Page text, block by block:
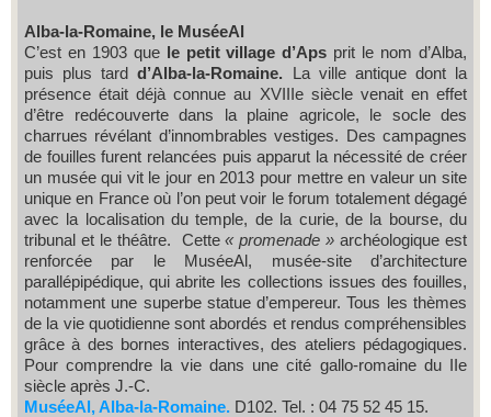
Alba-la-Romaine, le MuséeAl
C’est en 1903 que le petit village d’Aps prit le nom d’Alba,
puis plus tardd’Alba-la-Romaine. La ville antique dont la
présence était déjà connue au XVIIIe siècle venait en effet
d’être redécouverte dans la plaine agricole, le socle des
charrues révélant d’innombrables vestiges. Des campagnes
de fouilles furent relancées puis apparut la nécessité de créer
un musée qui vit le jour en 2013 pour mettre en valeur un site
unique en France où l’on peut voir le forum totalement dégagé
avec la localisation du temple, de la curie, de la bourse, du
tribunal et le théâtre. Cette« promenade » archéologique est
renforcée par le MuséeAl, musée-site d’architecture
parallépipédique, qui abrite les collections issues des fouilles,
notamment une superbe statue d’empereur. Tous les thèmes
de la vie quotidienne sont abordés et rendus compréhensibles
grâce à des bornes interactives, des ateliers pédagogiques.
Pour comprendre la vie dans une cité gallo-romaine du IIe
siècle après J.-C.
MuséeAl, Alba-la-Romaine. D102. Tel. : 04 75 52 45 15.